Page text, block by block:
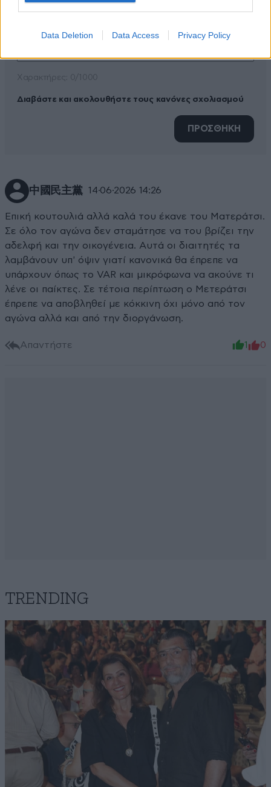
Data Deletion Data Access Privacy Policy
Διαβάστε και ακολουθήστε τους κανόνες σχολιασμού
ΠΡΟΣΘΗΚΗ
中國民主黨 14·06·2026 14:26
Επική κουτουλιά αλλά καλά του έκανε του Ματεράτσι.
Σε όλο τον αγώνα δεν σταμάτησε να του βρίζει την
αδελφή και την οικογένεια. Αυτά οι διαιτητές τα
λαμβάνουν υπ' όψιν γιατί κανονικά θα έπρεπε να
υπάρχουν όπως το VAR και μικρόφωνα να ακούνε τι
λένε οι παίκτες. Σε τέτοια περίπτωση ο Μετεράτσι
έπρεπε να αποβληθεί με κόκκινη όχι μόνο από τον
αγώνα αλλά και από την διοργάνωση.
Απαντήστε 1 0
TRENDING